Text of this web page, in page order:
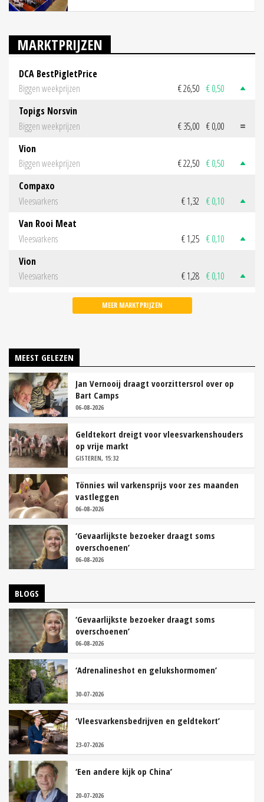
MARKTPRIJZEN
DCA BestPigletPrice
Biggen weekprijzen
€ 26,50 € 0,50
Topigs Norsvin
Biggen weekprijzen
€ 35,00 € 0,00
Vion
Biggen weekprijzen
€ 22,50 € 0,50
Compaxo
Vleesvarkens
€ 1,32 € 0,10
Van Rooi Meat
Vleesvarkens
€ 1,25 € 0,10
Vion
Vleesvarkens
€ 1,28 € 0,10
MEER MARKTPRIJZEN
MEEST GELEZEN
Jan Vernooij draagt voorzittersrol over op
Bart Camps
06-08-2026
Geldtekort dreigt voor vleesvarkenshouders
op vrije markt
GISTEREN, 15:32
Tönnies wil varkensprijs voor zes maanden
vastleggen
06-08-2026
‘Gevaarlijkste bezoeker draagt soms
overschoenen’
06-08-2026
BLOGS
‘Gevaarlijkste bezoeker draagt soms
overschoenen’
06-08-2026
‘Adrenalineshot en gelukshormomen’
30-07-2026
‘Vleesvarkensbedrijven en geldtekort’
23-07-2026
‘Een andere kijk op China’
20-07-2026